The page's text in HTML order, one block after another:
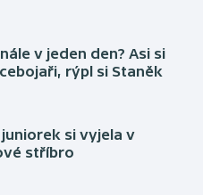
v jeden den? Asi si
rýpl si Staněk
si vyjela v
stříbro